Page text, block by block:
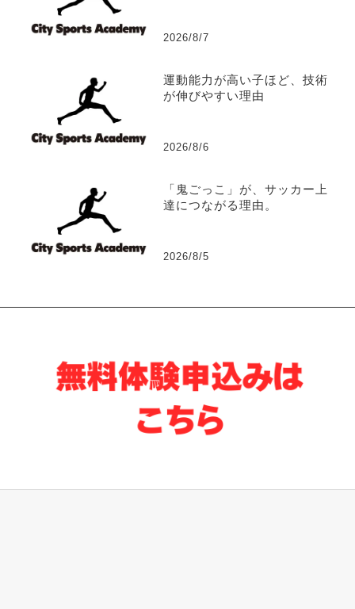
2026/8/7
運動能力が高い子ほど、技術
が伸びやすい理由
2026/8/6
「鬼ごっこ」が、サッカー上
達につながる理由。
2026/8/5